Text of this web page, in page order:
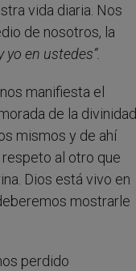
vida diaria. Nos
de nosotros, la
en ustedes”.
manifiesta el
de la divinidad.
mismos y de ahí
al otro que
Dios está vivo en
mostrarle
perdido